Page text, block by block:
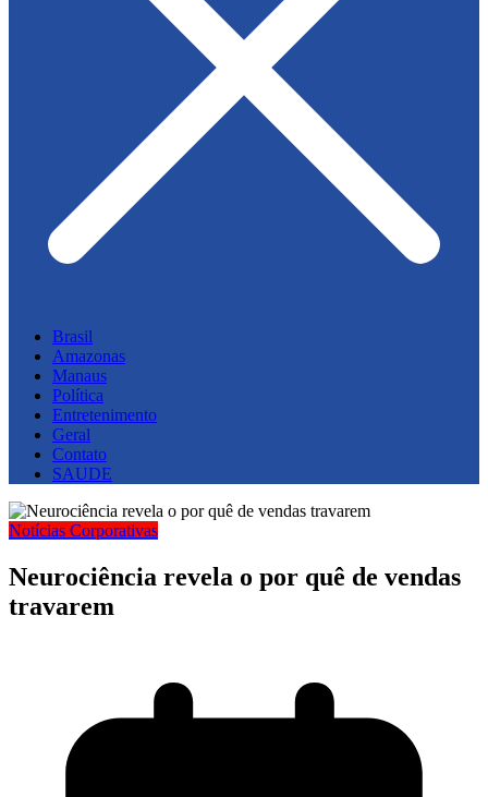
Brasil
Amazonas
Manaus
Política
Entretenimento
Geral
Contato
SAUDE
Notícias Corporativas
Neurociência revela o por quê de vendas
travarem